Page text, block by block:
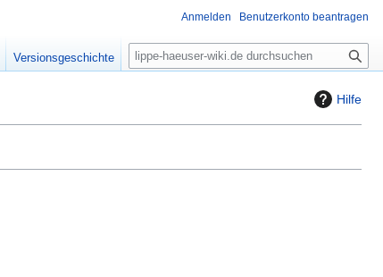
Hilfe
Anmelden Benutzerkonto beantragen
Versionsgeschichte
S
u
e